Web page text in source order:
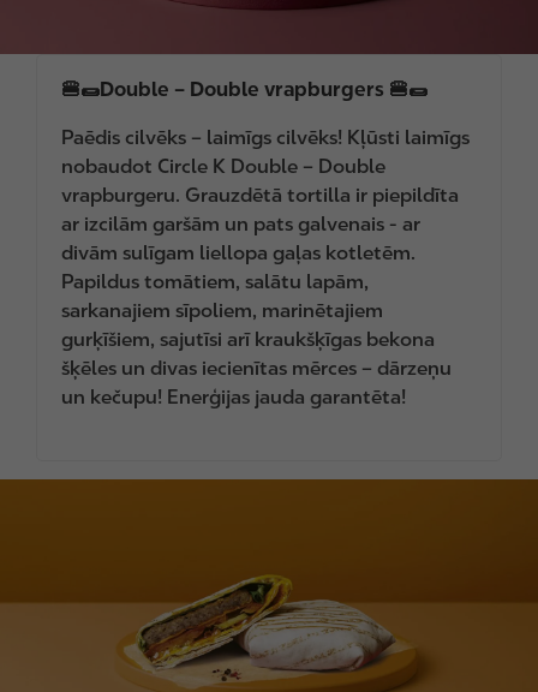
🍔🌯Double – Double vrapburgers 🍔🌯
Paēdis cilvēks – laimīgs cilvēks! Kļūsti laimīgs
nobaudot Circle K Double – Double
vrapburgeru. Grauzdētā tortilla ir piepildīta
ar izcilām garšām un pats galvenais - ar
divām sulīgam liellopa gaļas kotletēm.
Papildus tomātiem, salātu lapām,
sarkanajiem sīpoliem, marinētajiem
gurķīšiem, sajutīsi arī kraukšķīgas bekona
šķēles un divas iecienītas mērces – dārzeņu
un kečupu! Enerģijas jauda garantēta!
e